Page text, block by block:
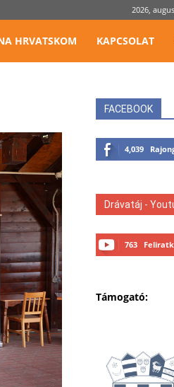
2026,
HRVATSKOM KAPCSOLAT
FACEBOOK
4,039
Drávatáj -
763
Támogató: